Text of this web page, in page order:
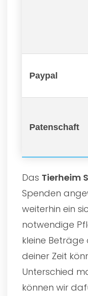
Paypal
Patenschaft
Das Tierheim
Spenden
weiterhin ein
notwendige
kleine
deiner Zeit
Unterschied
können wir